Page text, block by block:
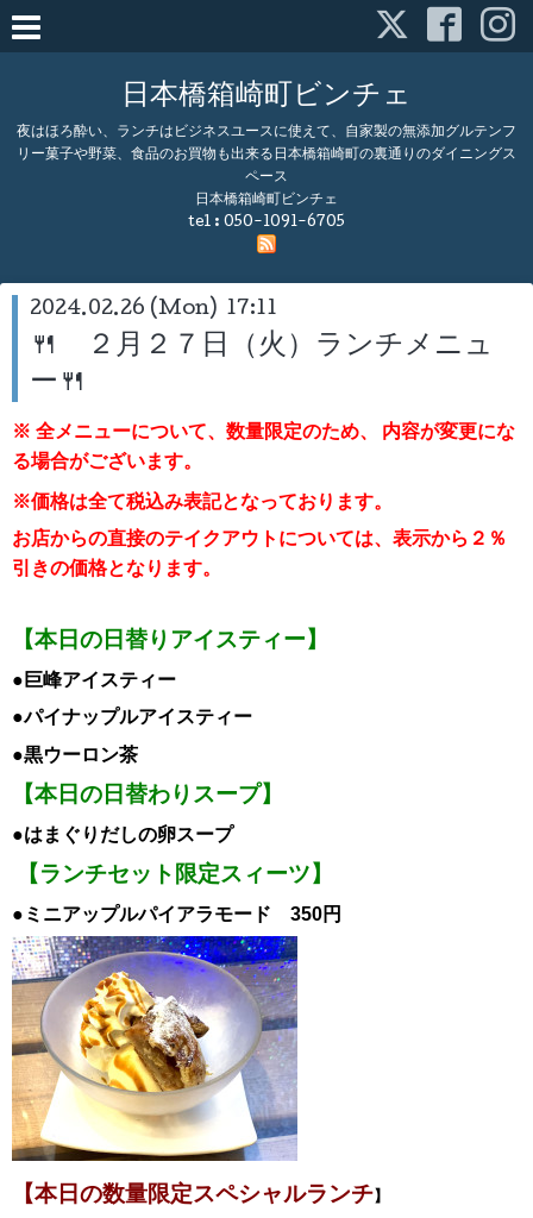
日本橋箱崎町ビンチェ
夜はほろ酔い、ランチはビジネスユースに使えて、自家製の無添加グルテンフ
リー菓子や野菜、食品のお買物も出来る日本橋箱崎町の裏通りのダイニングス
ペース
日本橋箱崎町ビンチェ
tel : 050-1091-6705
2024.02.26 (Mon) 17:11
🍴 ２月２７日（火）ランチメニュ
ー🍴
※ 全メニューについて、数量限定のため、
内容が変更にな
る場合がございます。
※価格は全て税込み表記となっております。
お店からの直接のテイクアウトについては、表示から２％
引きの価格となります。
【本日の日替りアイスティー】
●巨峰アイスティー
●パイナップルアイスティー
●黒ウーロン茶
【本日の日替わりスープ】
●はまぐりだしの卵スープ
【ランチセット限定スィーツ】
●ミニアップルパイアラモード 350円
【本日の数量限定スペシャルランチ】